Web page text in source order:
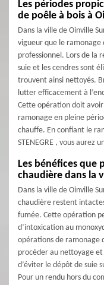
Les périodes
de poêle à bois à
Dans la ville de Oinville
vigueur que le
professionnel. Lors de la
suie et les cendres sont
trouvent ainsi nettoyés.
lutter efficacement à
Cette opération doit avoir
ramonage en pleine
chauffe. En confiant le
STENEGRE , vous aurez
Les bénéfices que
chaudière dans la
Dans la ville de Oinville
chaudière restent
fumée. Cette opération
d’intoxication au
opérations de ramonage
procéder au nettoyage
d’éviter le dépôt de suie
Pour un rendu hors du